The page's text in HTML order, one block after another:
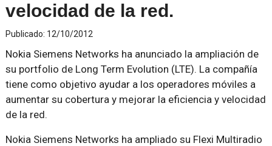
velocidad de la red.
Publicado: 12/10/2012
Nokia Siemens Networks ha anunciado la ampliación de
su portfolio de Long Term Evolution (LTE). La compañía
tiene como objetivo ayudar a los operadores móviles a
aumentar su cobertura y mejorar la eficiencia y velocidad
de la red.
Nokia Siemens Networks ha ampliado su Flexi Multiradio